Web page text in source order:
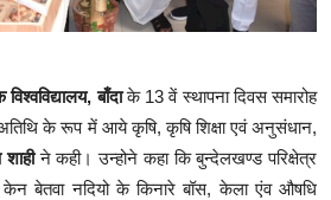
विश्वविद्यालय, बाँदाके 13 वें स्थापना दिवस समारोह
के रूप में आये कृषि, कृषि शिक्षा एवं अनुसंधान,
ने कही। उन्होने कहा कि बुन्देलखण्ड परिक्षेत्र
बेतवा नदियो के किनारे बॉस, केला एंव औषधि